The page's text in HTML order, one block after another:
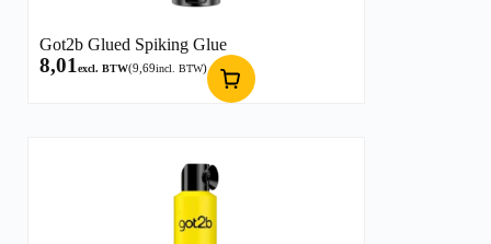
Got2b Glued Spiking Glue
8,01 excl. BTW(9,69incl. BTW)